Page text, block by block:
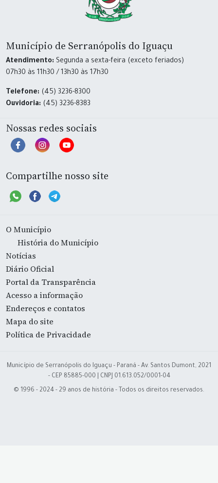
Município de Serranópolis do Iguaçu
Atendimento: Segunda a sexta-feira (exceto feriados)
07h30 às 11h30 / 13h30 às 17h30
Telefone: (45) 3236-8300
Ouvidoria: (45) 3236-8383
Nossas redes sociais
Compartilhe nosso site
O Município
História do Município
Notícias
Diário Oficial
Portal da Transparência
Acesso a informação
Endereços e contatos
Mapa do site
Política de Privacidade
Município de Serranópolis do Iguaçu - Paraná - Av. Santos Dumont, 2021
- CEP 85885-000 | CNPJ 01.613.052/0001-04
© 1996 - 2024 - 29 anos de história - Todos os direitos reservados.